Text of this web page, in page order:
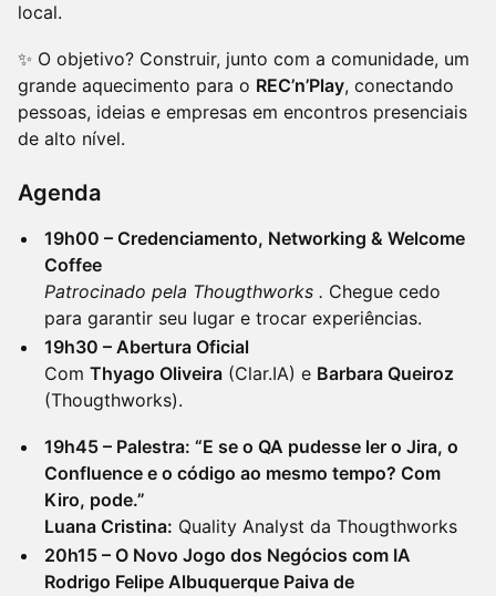
local.
✨ O objetivo? Construir, junto com a comunidade, um
grande aquecimento para o REC’n’Play, conectando
pessoas, ideias e empresas em encontros presenciais
de alto nível.
Agenda
19h00 – Credenciamento, Networking & Welcome
Coffee
Patrocinado pela Thougthworks . Chegue cedo
para garantir seu lugar e trocar experiências.
19h30 – Abertura Oficial
Com Thyago Oliveira (Clar.IA) e Barbara Queiroz
(Thougthworks).
19h45 – Palestra: “E se o QA pudesse ler o Jira, o
Confluence e o código ao mesmo tempo? Com
Kiro, pode.”
Luana Cristina: Quality Analyst da Thougthworks
20h15 – O Novo Jogo dos Negócios com IA
Rodrigo Felipe Albuquerque Paiva de